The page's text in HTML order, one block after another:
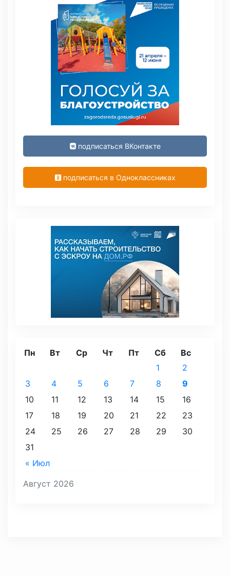
подписаться ВКонтакте
подписаться в Одноклассниках
Август 2026
Пн Вт Ср Чт Пт Сб Вс
« Июл
1
2
3
4 5 6 7 8
9
10
11 12 13 14 15
16
17
18 19 20 21 22
23
24
25 26 27 28 29
30
31